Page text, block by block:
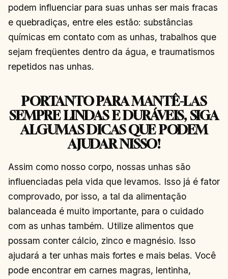
podem influenciar para suas unhas ser mais fracas
e quebradiças, entre eles estão: substâncias
químicas em contato com as unhas, trabalhos que
sejam freqüentes dentro da água, e traumatismos
repetidos nas unhas.
PORTANTO PARA MANTÊ-LAS
SEMPRE LINDAS E DURÁVEIS, SIGA
ALGUMAS DICAS QUE PODEM
AJUDAR NISSO!
Assim como nosso corpo, nossas unhas são
influenciadas pela vida que levamos. Isso já é fator
comprovado, por isso, a tal da alimentação
balanceada é muito importante, para o cuidado
com as unhas também. Utilize alimentos que
possam conter cálcio, zinco e magnésio. Isso
ajudará a ter unhas mais fortes e mais belas. Você
pode encontrar em carnes magras, lentinha,